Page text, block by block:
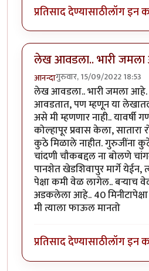
प्रतिसाद देण्यासाठीलॉग इन
लेख आवडला.. भारी
आनन्दागुरुवार, 15/09/2022 18:53
लेख आवडला.. भारी जमला आहे.
आवडतात, पण म्हणून या
असे मी म्हणणार नाही.. यावर्षी
कोल्हापूर प्रवास केला, सातारा
कुठे मिळाले नाहीत. गुरुजींना
चांदणी चौकबद्दल ना बोलणे
पानशेत खेडशिवापुर मार्गे येईन,
पेक्षा कमी वेळ लागेल.. बऱ्याच
अडकलेला आहे.. 40
मी त्याला फाऊल मानतो
प्रतिसाद देण्यासाठीलॉग इन